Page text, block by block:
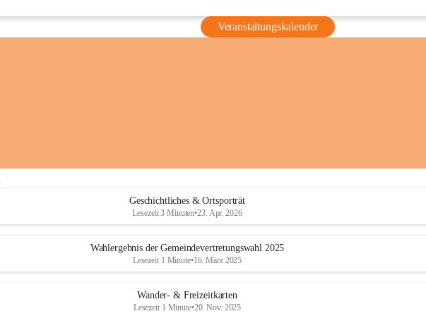
Veranstaltungskalender
Geschichtliches & Ortsporträt
Lesezeit 3 Minuten•23. Apr. 2026
Wahlergebnis der Gemeindevertretungswahl 2025
Lesezeit 1 Minute•16. März 2025
Wander- & Freizeitkarten
Lesezeit 1 Minute•20. Nov. 2025